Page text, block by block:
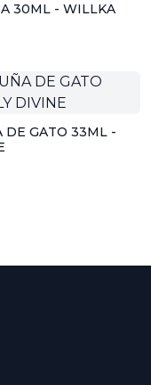
30ML - WILLKA
DE GATO 33ML -